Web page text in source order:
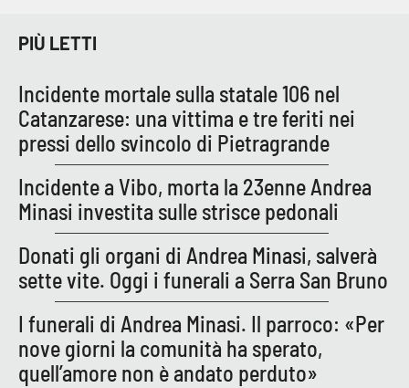
PIÙ LETTI
Incidente mortale sulla statale 106 nel
Catanzarese: una vittima e tre feriti nei
pressi dello svincolo di Pietragrande
Incidente a Vibo, morta la 23enne Andrea
Minasi investita sulle strisce pedonali
Donati gli organi di Andrea Minasi, salverà
sette vite. Oggi i funerali a Serra San Bruno
I funerali di Andrea Minasi. Il parroco: «Per
nove giorni la comunità ha sperato,
quell’amore non è andato perduto»